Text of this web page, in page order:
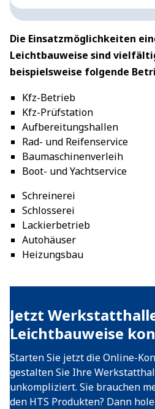
Die Einsatzmöglichkeiten
Leichtbauweise sind
beispielsweise folgende
Kfz-Betrieb
Kfz-Prüfstation
Aufbereitungshallen
Rad- und Reifenservice
Baumaschinenverleih
Boot- und Yachtservice
Schreinerei
Schlosserei
Lackierbetrieb
Autohäuser
Heizungsbau
Jetzt
Leichtbauweise
Starten Sie jetzt die Online-
gestalten Sie Ihre
unkompliziert. Sie brauchen
den HTS Produkten? Dann